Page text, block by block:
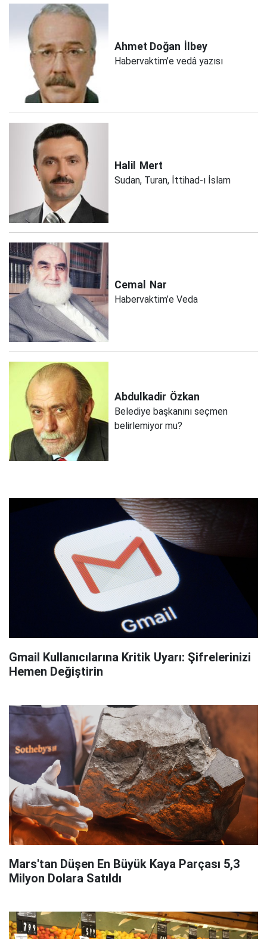
Ahmet Doğan İlbey
Habervaktim’e vedâ yazısı
Halil Mert
Sudan, Turan, İttihad-ı İslam
Cemal Nar
Habervaktim’e Veda
Abdulkadir Özkan
Belediye başkanını seçmen
belirlemiyor mu?
Gmail Kullanıcılarına Kritik Uyarı: Şifrelerinizi
Hemen Değiştirin
Mars'tan Düşen En Büyük Kaya Parçası 5,3
Milyon Dolara Satıldı